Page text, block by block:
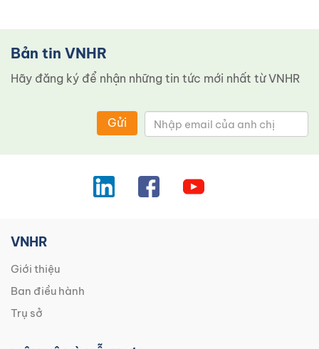
Bản tin VNHR
Hãy đăng ký để nhận những tin tức mới nhất từ ​​VNHR
Gửi
VNHR
Giới thiệu
Ban điều hành
Trụ sở